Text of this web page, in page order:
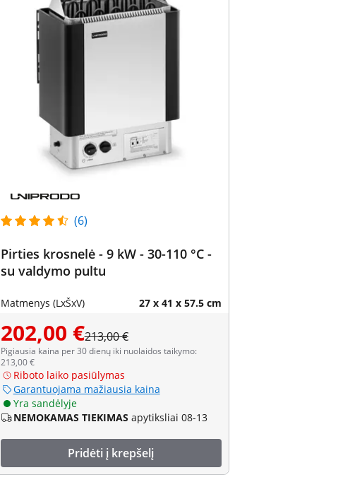
(6)
Pirties krosnelė - 9 kW - 30-110 °C -
su valdymo pultu
Matmenys (LxŠxV) 27 x 41 x 57.5 cm
202,00 €213,00 €
Pigiausia kaina per 30 dienų iki nuolaidos taikymo:
213,00 €
Riboto laiko pasiūlymas
Garantuojama mažiausia kaina
Yra sandėlyje
NEMOKAMAS TIEKIMAS apytiksliai 08-13
Pridėti į krepšelį